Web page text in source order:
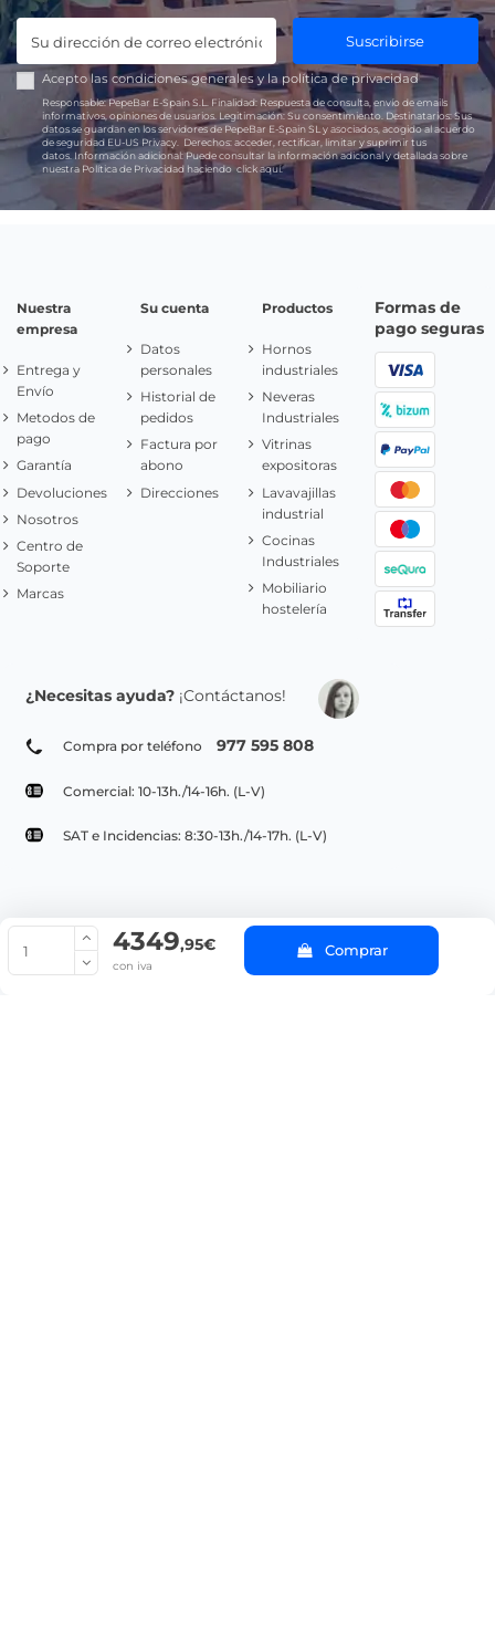
4349,95€
con iva
Comprar
Suscribirse
Acepto las condiciones generales y lapolítica de privacidad
Responsable:PepeBar E-Spain S.L. Finalidad: Respuesta de consulta, envío de emails
informativos, opiniones de usuarios. Legitimación: Su consentimiento. Destinatarios: Sus
datos se guardan en los servidores de PepeBar E-Spain SL y asociados, acogido al acuerdo
de seguridad EU-US Privacy.
Derechos: acceder, rectificar, limitar y suprimir tus
datos. Información adicional:Puede consultar la información adicional y detallada sobre
nuestra Política de Privacidad haciendoclick aquí.
Nuestra
empresa
Entrega y
Envío
Metodos de
pago
Garantía
Devoluciones
Nosotros
Centro de
Soporte
Marcas
Su cuenta
Datos
personales
Historial de
pedidos
Factura por
abono
Direcciones
Productos
Hornos
industriales
Neveras
Industriales
Vitrinas
expositoras
Lavavajillas
industrial
Cocinas
Industriales
Mobiliario
hostelería
Formas de
pago seguras
¿Necesitas ayuda? ¡Contáctanos!
Compra por teléfono 977 595 808
Comercial: 10-13h./14-16h. (L-V)
SAT e Incidencias: 8:30-13h./14-17h. (L-V)
© Copyright 2022 PepeBar.com | Política de cookies |
Aviso legal y
Condiciones generales de compra |